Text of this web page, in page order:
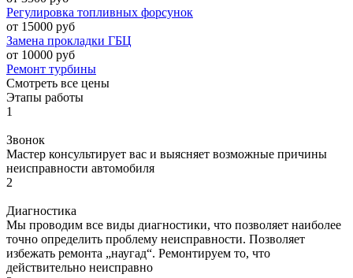
Регулировка топливных форсунок
от 15000 руб
Замена прокладки ГБЦ
от 10000 руб
Ремонт турбины
Смотреть все цены
Этапы работы
1
Звонок
Мастер консультирует вас и выясняет возможные причины
неисправности автомобиля
2
Диагностика
Мы проводим все виды диагностики, что позволяет наиболее
точно определить проблему неисправности. Позволяет
избежать ремонта „наугад“. Ремонтируем то, что
действительно неисправно